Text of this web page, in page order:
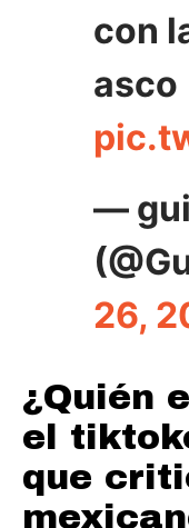
con
asco
—
26,
¿Quién
el
que